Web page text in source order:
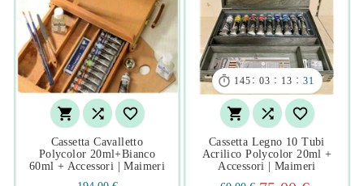
  
Cassetta Cavalletto
Polycolor 20ml+bianco
60ml + Accessori | Maimeri
 145 : 03 : 13 : 30
  
Cassetta Legno 10 Tubi
Acrilico Polycolor 20ml +
Accessori | Maimeri